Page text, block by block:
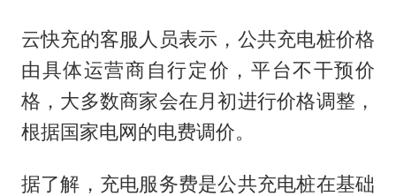
云快充的客服人员表示，公共充电桩价格
由具体运营商自行定价，平台不干预价
格，大多数商家会在月初进行价格调整，
根据国家电网的电费调价。
据了解，充电服务费是公共充电桩在基础